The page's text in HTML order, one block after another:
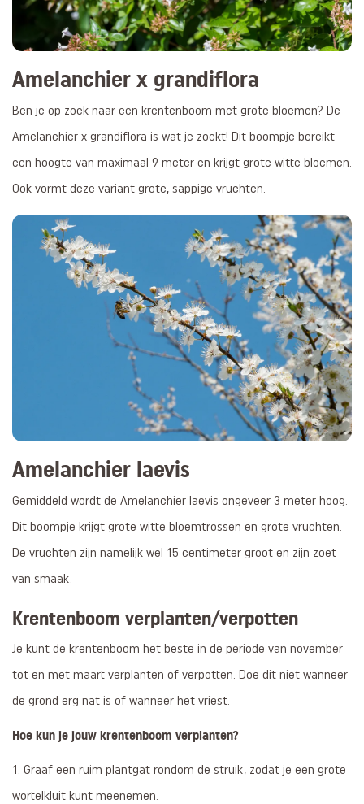
Amelanchier x grandiflora
Ben je op zoek naar een krentenboom met grote bloemen? De
Amelanchier x grandiflora is wat je zoekt! Dit boompje bereikt
een hoogte van maximaal 9 meter en krijgt grote witte bloemen.
Ook vormt deze variant grote, sappige vruchten.
Amelanchier laevis
Gemiddeld wordt de Amelanchier laevis ongeveer 3 meter hoog.
Dit boompje krijgt grote witte bloemtrossen en grote vruchten.
De vruchten zijn namelijk wel 15 centimeter groot en zijn zoet
van smaak.
Krentenboom verplanten/verpotten
Je kunt de krentenboom het beste in de periode van november
tot en met maart verplanten of verpotten. Doe dit niet wanneer
de grond erg nat is of wanneer het vriest.
Hoe kun je jouw krentenboom verplanten?
Graaf een ruim plantgat rondom de struik, zodat je een grote
wortelkluit kunt meenemen.